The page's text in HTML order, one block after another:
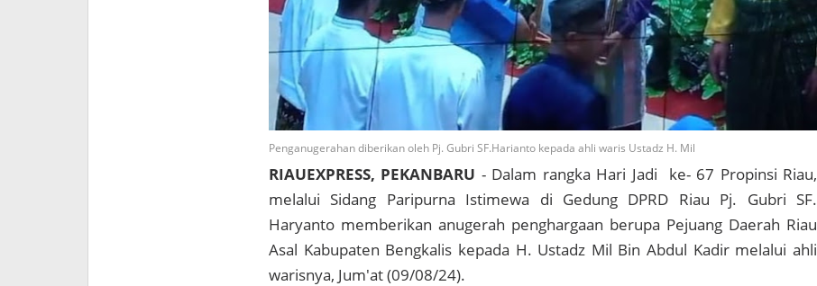
Penganugerahan diberikan oleh Pj. Gubri SF.Harianto kepada ahli waris Ustadz H. Mil
RIAUEXPRESS, PEKANBARU - Dalam rangka Hari Jadi ke- 67 Propinsi Riau,
melalui Sidang Paripurna Istimewa di Gedung DPRD Riau Pj. Gubri SF.
Haryanto memberikan anugerah penghargaan berupa Pejuang Daerah Riau
Asal Kabupaten Bengkalis kepada H. Ustadz Mil Bin Abdul Kadir melalui ahli
warisnya, Jum'at (09/08/24).